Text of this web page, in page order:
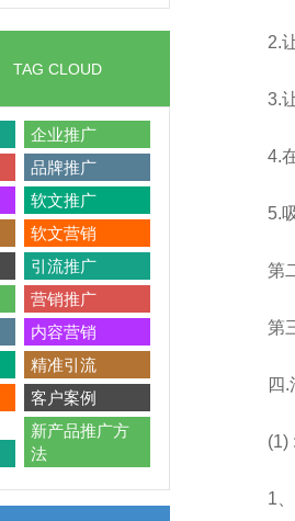
TAG CLOUD
企业推广
品牌推广
软文推广
软文营销
引流推广
营销推广
内容营销
精准引流
客户案例
新产品推广方
法
2.
3.
4.
5.
第
第
四.
(1)
1